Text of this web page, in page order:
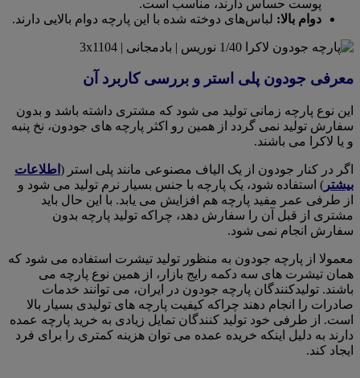
پوست حساس دارند، مناسب است.
دوام بالا: لباس‌های دوخته شده با این پارچه دوام بالایی دارند.
معرفی جودون پلی استر و بررسی کاربرد آن
این نوع پارچه زمانی تولید می شود که مشتری داشته باشد و بدون
سفارش تولید نمی گردد از همین رو اکثر پارچه های جودون، نخ پنبه
و یا لاکرا می باشند.
اگر در کنار جودون از یک الیاف مصنوعی مانند پلی استر ( اطلاعات
بیشتر ) استفاده شود، یک پارچه با جنس بسیار نرم تولید می شود و
از طرفی عمر مفید پارچه هم افزایش می یابد. با این حال باید
مشتری از قبل آن را سفارش دهد، چراکه تولید پارچه بدون
سفارش انجام نمی شود.
معمولا از پارچه جودون به منظور تولید تیشرت استفاده می شود که
همان تیشرت های سه دکمه رایج بازار، از همین نوع پارچه می
باشند. تولیدکنندگان پارچه جودون در ایران، می توانند خدمات
صادرات را انجام دهند چراکه کیفیت پارچه های تولیدی بسیار بالا
است. از طرفی خود تولید کنندگان تمایل زیادی به خرید پارچه عمده
دارند به دلیل اینکه خریده عمده می توان هزینه کمتری را برای فرد
ایجاد کند.